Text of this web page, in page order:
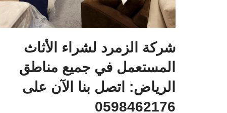
شركة الزمرد لشراء الأثاث
المستعمل في جميع مناطق
الرياض: اتصل بنا الآن على
0598462176